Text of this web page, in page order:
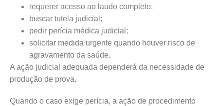
requerer acesso ao laudo completo;
buscar tutela judicial;
pedir perícia médica judicial;
solicitar medida urgente quando houver risco de
agravamento da saúde.
A ação judicial adequada dependerá da necessidade de
produção de prova.
Quando o caso exige perícia, a ação de procedimento